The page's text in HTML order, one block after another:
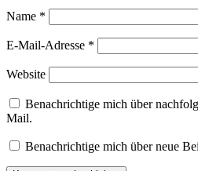
Name *
E-Mail-Adresse *
Website
Benachrichtige mich über
Mail.
Benachrichtige mich über neue